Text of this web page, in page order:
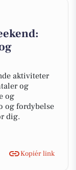
aktiviteter
og
og
og fordybelse
dig.
Kopiér link